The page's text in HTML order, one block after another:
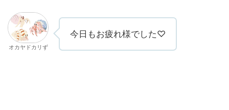
オカヤドカリず
今日もお疲れ様でした♡